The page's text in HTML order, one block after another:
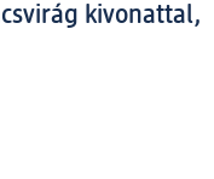
kivonattal,